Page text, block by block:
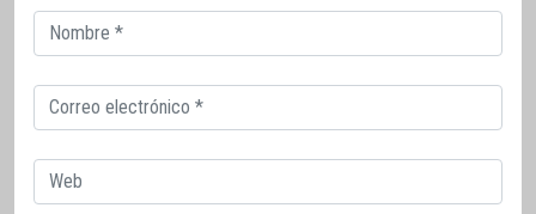
Correo
electrónico
Correo
electrónico
Web